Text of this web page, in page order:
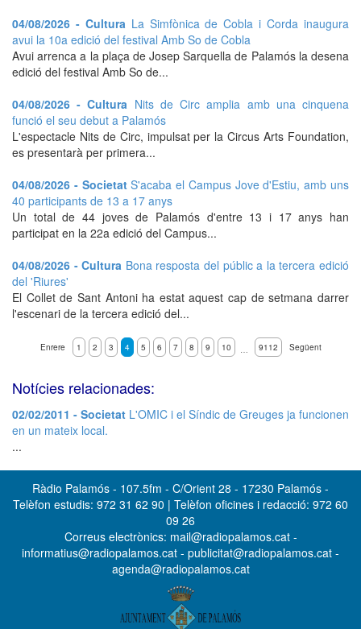
04/08/2026 - Cultura La Simfònica de Cobla i Corda inaugura
avui la 10a edició del festival Amb So de Cobla
Avui arrenca a la plaça de Josep Sarquella de Palamós la desena
edició del festival Amb So de...
04/08/2026 - Cultura Nits de Circ amplia amb una cinquena
funció el seu debut a Palamós
L'espectacle Nits de Circ, impulsat per la Circus Arts Foundation,
es presentarà per primera...
04/08/2026 - SocietatS'acaba el Campus Jove d'Estiu, amb uns
40 participants de 13 a 17 anys
Un total de 44 joves de Palamós d'entre 13 i 17 anys han
participat en la 22a edició del Campus...
04/08/2026 - Cultura Bona resposta del públic a la tercera edició
del 'Riures'
El Collet de Sant Antoni ha estat aquest cap de setmana darrer
l'escenari de la tercera edició del...
Enrere 1 2 3 4 5 6 7 8 9 10 … 9112 Següent
Notícies relacionades:
02/02/2011 - Societat L'OMIC i el Síndic de Greuges ja funcionen
en un mateix local.
...
Ràdio Palamós - 107.5fm - C/Orient 28 - 17230 Palamós -
Telèfon estudis: 972 31 62 90 | Telèfon oficines i redacció: 972 60
09 26
Correus electrònics: mail@radiopalamos.cat -
informatius@radiopalamos.cat - publicitat@radiopalamos.cat -
agenda@radiopalamos.cat